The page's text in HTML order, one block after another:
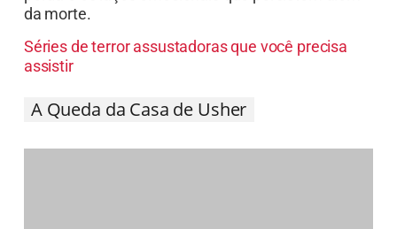
da morte.
Séries de terror assustadoras que você precisa
assistir
A Queda da Casa de Usher